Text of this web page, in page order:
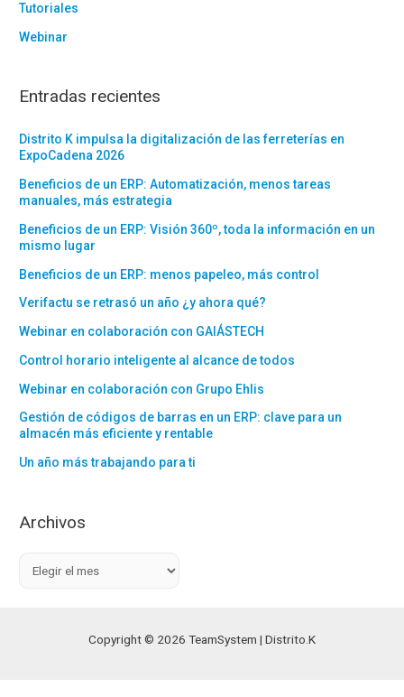
Tutoriales
Webinar
Entradas recientes
Distrito K impulsa la digitalización de las ferreterías en
ExpoCadena 2026
Beneficios de un ERP: Automatización, menos tareas
manuales, más estrategia
Beneficios de un ERP: Visión 360º, toda la información en un
mismo lugar
Beneficios de un ERP: menos papeleo, más control
Verifactu se retrasó un año ¿y ahora qué?
Webinar en colaboración con GAIÁSTECH
Control horario inteligente al alcance de todos
Webinar en colaboración con Grupo Ehlis
Gestión de códigos de barras en un ERP: clave para un
almacén más eficiente y rentable
Un año más trabajando para ti
Archivos
Copyright © 2026 TeamSystem | Distrito.K